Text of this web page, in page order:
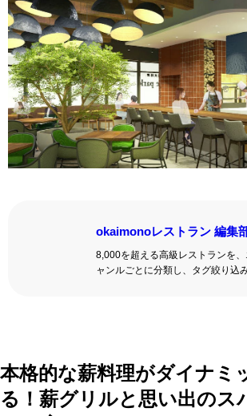
okaimonoレストラン 編集
8,000を超える高級レストランを
ャンルごとに分類し、タグ絞り込み
本格的な薪料理がダイナミ
る！薪グリルと思い出のス